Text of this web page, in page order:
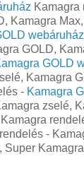
Kamagra
Kamagra
webáruház
GOLD,
GOLD
Kamagra
- Kamagra
zselé,
-
Super